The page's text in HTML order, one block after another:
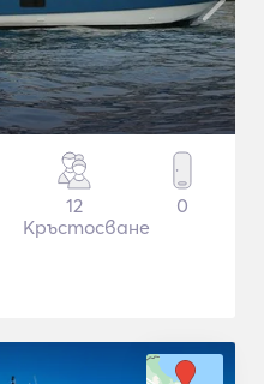
12
Кръстосване
0